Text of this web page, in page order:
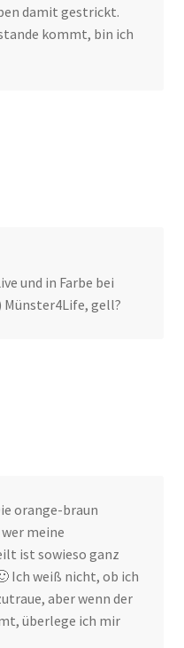
damit gestrickt.
kommt, bin ich
und in Farbe bei
Münster4Life, gell?
orange-braun
meine
ist sowieso ganz
Ich weiß nicht, ob ich
aber wenn der
überlege ich mir